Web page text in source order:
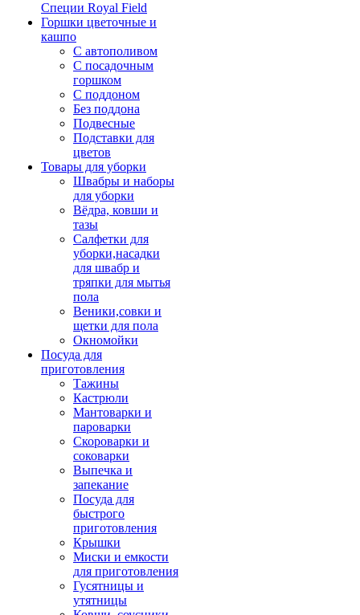
Специи Royal Field
Горшки цветочные и
кашпо
С автополивом
С посадочным
горшком
С поддоном
Без поддона
Подвесные
Подставки для
цветов
Товары для уборки
Швабры и наборы
для уборки
Вёдра, ковши и
тазы
Салфетки для
уборки,насадки
для швабр и
тряпки для мытья
пола
Веники,совки и
щетки для пола
Окномойки
Посуда для
приготовления
Тажины
Кастрюли
Мантоварки и
пароварки
Скороварки и
соковарки
Выпечка и
запекание
Посуда для
быстрого
приготовления
Крышки
Миски и емкости
для приготовления
Гусятницы и
утятницы